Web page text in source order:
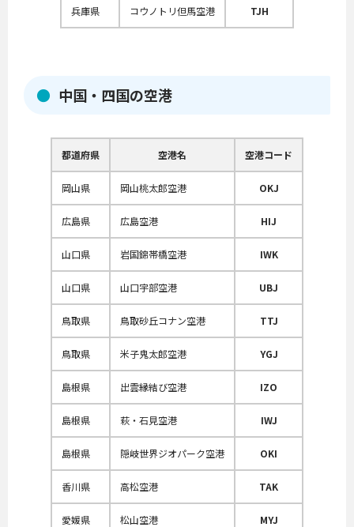
兵庫県 コウノトリ但馬空港 TJH
中国・四国の空港
都道府県 空港名 空港コード
岡山県 岡山桃太郎空港 OKJ
広島県 広島空港 HIJ
山口県 岩国錦帯橋空港 IWK
山口県 山口宇部空港 UBJ
鳥取県 鳥取砂丘コナン空港 TTJ
鳥取県 米子鬼太郎空港 YGJ
島根県 出雲縁結び空港 IZO
島根県 萩・石見空港 IWJ
島根県 隠岐世界ジオパーク空港 OKI
香川県 高松空港 TAK
愛媛県 松山空港 MYJ